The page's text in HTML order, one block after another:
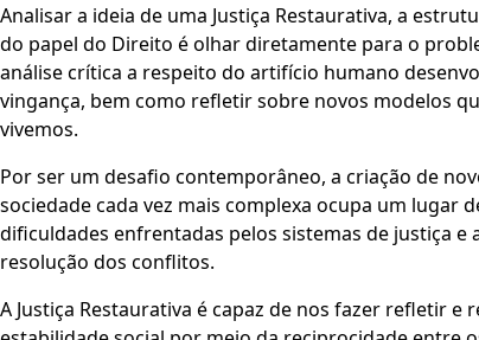
Analisar a ideia de uma Justiça Restaurativa, a
do papel do Direito é olhar diretamente para o
análise crítica a respeito do artifício humano
vingança, bem como refletir sobre novos modelos
vivemos.
Por ser um desafio contemporâneo, a criação de
sociedade cada vez mais complexa ocupa um lugar
dificuldades enfrentadas pelos sistemas de justiça
resolução dos conflitos.
A Justiça Restaurativa é capaz de nos fazer refletir